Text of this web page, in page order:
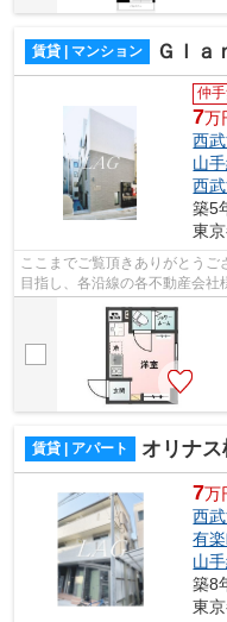
賃貸 | マンション Ｇｌａ
仲
7万
西
山
西
築5
東
ここまでご覧頂きありがとう
目指し、各沿線の各不動産会社
様へ提供しております！最新の
賃貸 | アパート オリナス
7万
西
有
山
築8
東